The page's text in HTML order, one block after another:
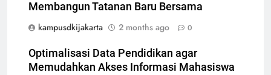
Membangun Tatanan Baru Bersama
kampusdkijakarta
2 months ago 0
Optimalisasi Data Pendidikan agar
Memudahkan Akses Informasi Mahasiswa